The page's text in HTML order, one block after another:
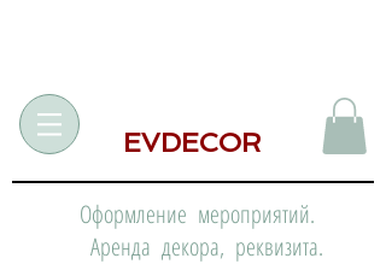
EVDECOR
Оформление мероприятий.
Аренда декора, реквизита.